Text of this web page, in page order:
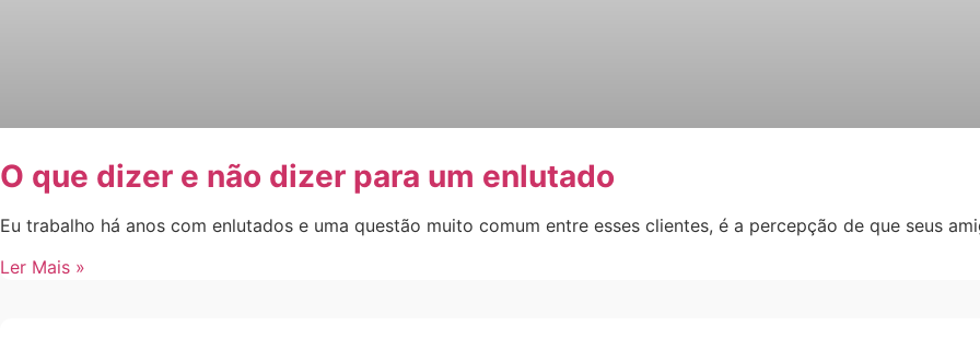
O que dizer e não dizer para um enlutado
Eu trabalho há anos com enlutados e uma questão muito comum entre esses clientes, é a percepção de que seus
Ler Mais »